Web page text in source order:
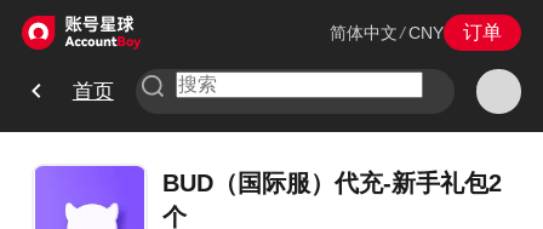
简体中文 /CNY 订单
首页
BUD（国际服）代充-新手礼包2
个